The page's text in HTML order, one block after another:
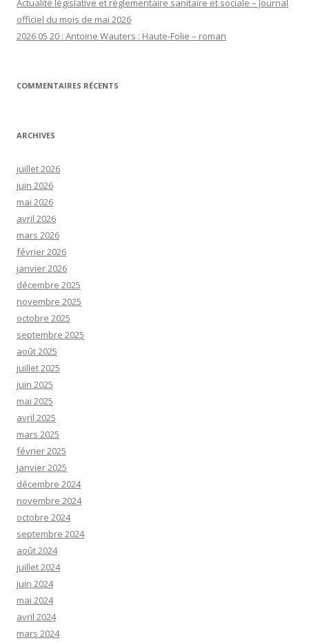
Actualité législative et réglementaire sanitaire et sociale – Journal
officiel du mois de mai 2026
2026 05 20 : Antoine Wauters : Haute-Folie – roman
COMMENTAIRES RÉCENTS
ARCHIVES
juillet 2026
juin 2026
mai 2026
avril 2026
mars 2026
février 2026
janvier 2026
décembre 2025
novembre 2025
octobre 2025
septembre 2025
août 2025
juillet 2025
juin 2025
mai 2025
avril 2025
mars 2025
février 2025
janvier 2025
décembre 2024
novembre 2024
octobre 2024
septembre 2024
août 2024
juillet 2024
juin 2024
mai 2024
avril 2024
mars 2024